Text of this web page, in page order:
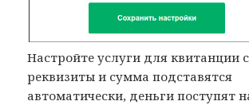
Настройте услуги для квитанции
реквизиты и сумма подставятся
автоматически, деньги поступят